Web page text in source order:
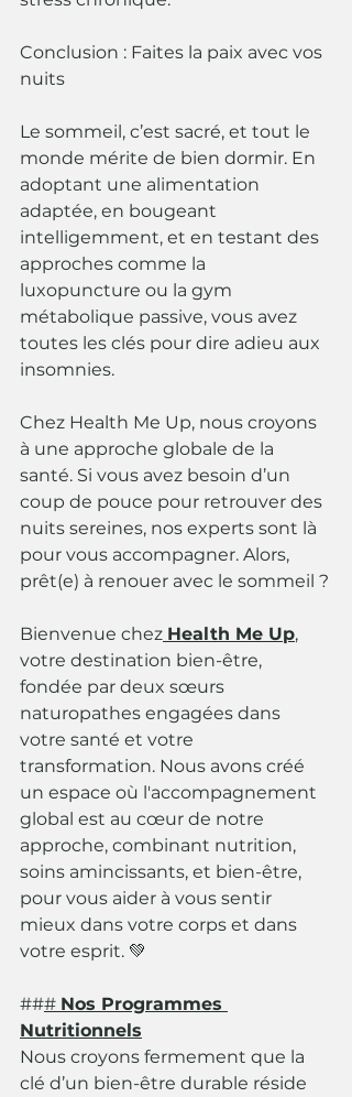
Conclusion : Faites la paix avec vos
nuits
Le sommeil, c’est sacré, et tout le
monde mérite de bien dormir. En
adoptant une alimentation
adaptée, en bougeant
intelligemment, et en testant des
approches comme la
luxopuncture ou la gym
métabolique passive, vous avez
toutes les clés pour dire adieu aux
insomnies.
Chez Health Me Up, nous croyons
à une approche globale de la
santé. Si vous avez besoin d’un
coup de pouce pour retrouver des
nuits sereines, nos experts sont là
pour vous accompagner. Alors,
prêt(e) à renouer avec le sommeil ?
Bienvenue chez Health Me Up,
votre destination bien-être,
fondée par deux sœurs
naturopathes engagées dans
votre santé et votre
transformation. Nous avons créé
un espace où l'accompagnement
global est au cœur de notre
approche, combinant nutrition,
soins amincissants, et bien-être,
pour vous aider à vous sentir
mieux dans votre corps et dans
votre esprit. 💚
### Nos Programmes
Nutritionnels
Nous croyons fermement que la
clé d’un bien-être durable réside